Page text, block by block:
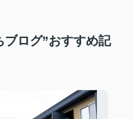
ブログ”おすすめ記